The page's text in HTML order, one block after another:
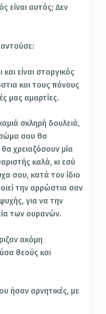
είναι αυτός; Δεν
και είναι στοργικός
και τους πόνους
μας αμαρτίες.
σκληρή δουλειά,
σου θα
χρειαζόσουν μία
καλά, κι εσύ
σου, κατά τον ίδιο
την αρρώστια σαν
για να την
των ουρανών.
ακόμη
θεούς και
ήσαν αρνητικές, με